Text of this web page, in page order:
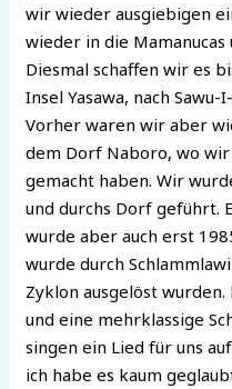
wir wieder ausgiebigen
wieder in die Mamanucas
Diesmal schaffen wir es
Insel Yasawa, nach Sawu-
Vorher waren wir aber
dem Dorf Naboro, wo wir
gemacht haben. Wir
und durchs Dorf geführt.
wurde aber auch erst
wurde durch
Zyklon ausgelöst
und eine mehrklassige
singen ein Lied für uns
ich habe es kaum